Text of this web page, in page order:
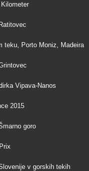
teku, Porto Moniz, Madeira
Vipava-Nanos
2015
goro
v gorskih tekih